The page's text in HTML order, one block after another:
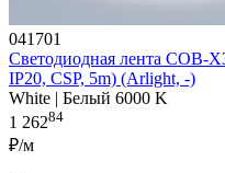
041701
Светодиодная лента COB-
IP20, CSP, 5m) (Arlight, -)
White | Белый 6000 K
1 26284
₽/м